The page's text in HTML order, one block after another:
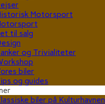
Motorsport
til salg
og Trivialiteter
biler
og guides
biler på Kulturhavnen